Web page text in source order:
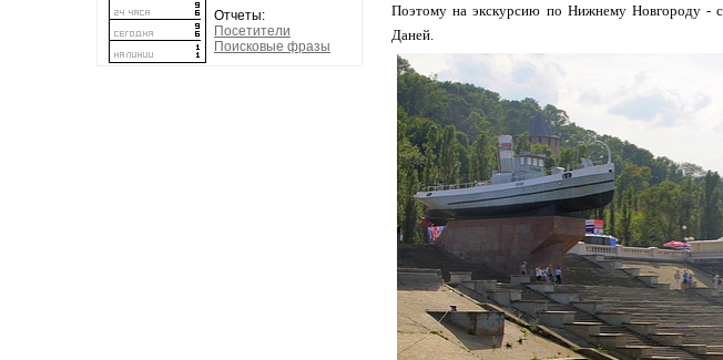
Отчеты:
Посетители
Поисковые фразы
Поэтому на экскурсию по Нижнему Новгороду -
Даней.